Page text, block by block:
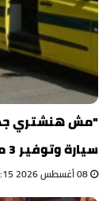
سيارة وتوفير 3 مليارات جنيه